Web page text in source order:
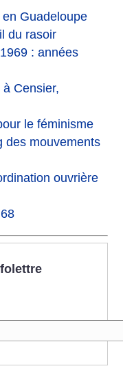
Guadeloupe
du rasoir
: années
Censier,
le féminisme
des mouvements
ouvrière